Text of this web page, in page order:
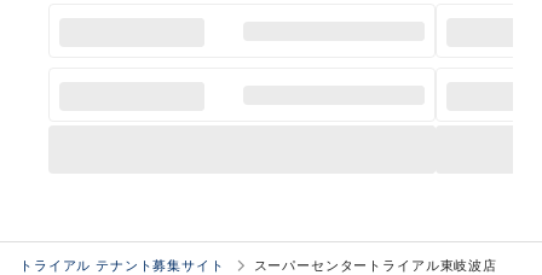
トライアル テナント募集サイト スーパーセンタートライアル東岐波店